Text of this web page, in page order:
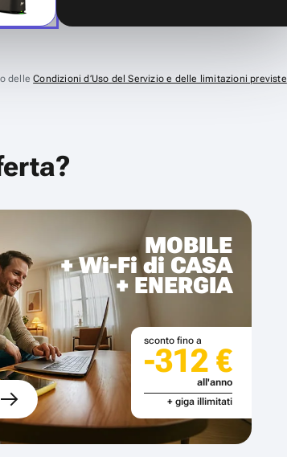
delleCondizioni d’Uso del Servizio e delle limitazioni previste
MOBILE
+ Wi-Fi di CASA
+ ENERGIA
sconto fino a
-312 €
all'anno
+ giga illimitati